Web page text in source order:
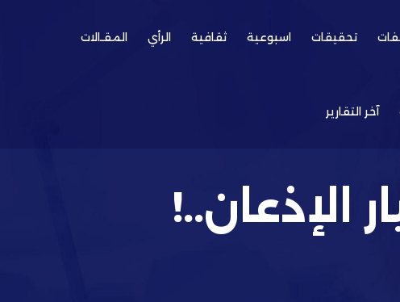
تحقيقات اسبوعية ثقافية الرأي المقـالات
آخر التقارير
الإذعان..!